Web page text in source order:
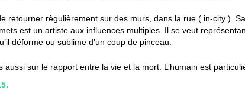
retourner règulièrement sur des murs, dans la rue ( in-city ).
est un artiste aux influences multiples. Il se veut
déforme ou sublime d’un coup de pinceau.
sur le rapport entre la vie et la mort. L’humain est